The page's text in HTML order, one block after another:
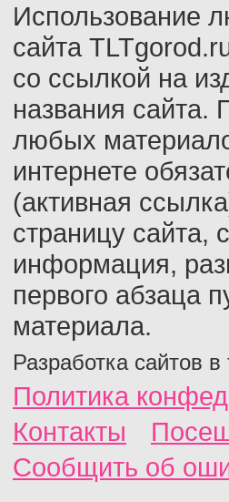
Использование
сайта
со ссылкой на
названия сайта.
любых
интернете
(активная
страницу сайта,
информация,
первого абзаца
материала.
Разработка сайтов в
Политика
Контакты
Сообщить об